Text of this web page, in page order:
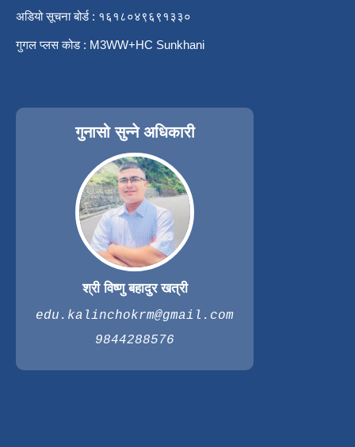
अडियो सूचना बोर्ड : १६१८०४९६९१३३०
गुगल प्लस कोड : M3WW+HC Sunkhani
गुनासो सुन्ने अधिकारी
श्री विष्णु बहादुर खत्री
edu.kalinchokrm@gmail.com
9844288576